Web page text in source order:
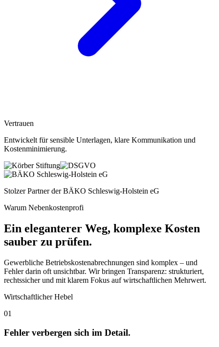
Vertrauen
Entwickelt für sensible Unterlagen, klare Kommunikation und
Kostenminimierung.
Stolzer Partner der BÄKO Schleswig-Holstein eG
Warum Nebenkostenprofi
Ein eleganterer Weg, komplexe Kosten
sauber zu prüfen.
Gewerbliche Betriebskostenabrechnungen sind komplex – und
Fehler darin oft unsichtbar. Wir bringen Transparenz: strukturiert,
rechtssicher und mit klarem Fokus auf wirtschaftlichen Mehrwert.
Wirtschaftlicher Hebel
01
Fehler verbergen sich im Detail.